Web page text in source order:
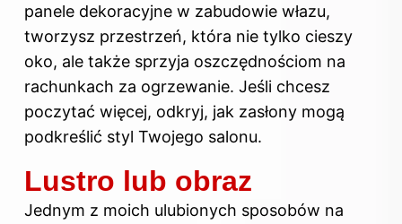
panele dekoracyjne w zabudowie włazu,
tworzysz przestrzeń, która nie tylko cieszy
oko, ale także sprzyja oszczędnościom na
rachunkach za ogrzewanie. Jeśli chcesz
poczytać więcej, odkryj, jak zasłony mogą
podkreślić styl Twojego salonu.
Lustro lub obraz
Jednym z moich ulubionych sposobów na